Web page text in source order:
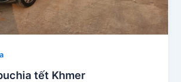
tết Khmer